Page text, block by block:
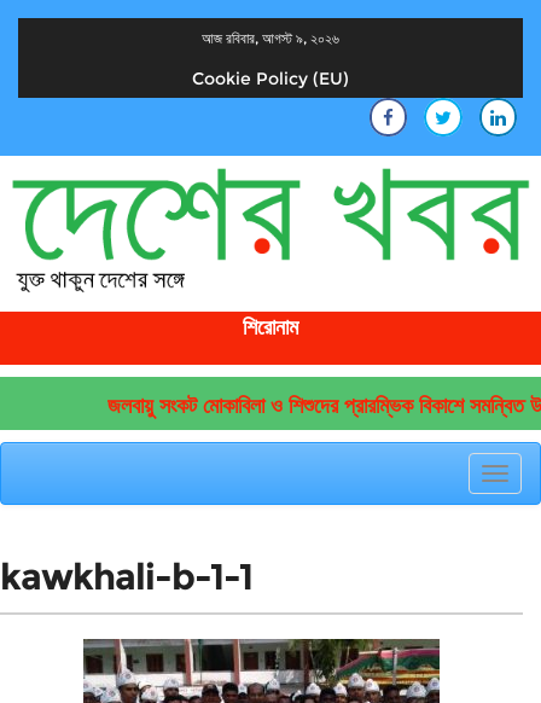
আজ রবিবার, আগস্ট ৯, ২০২৬
Cookie Policy (EU)
শিরোনাম
জলবায়ু সংকট মোকাবিলা ও শিশুদের প্রারম্ভিক বিকাশে সমন্বিত
kawkhali-b-1-1